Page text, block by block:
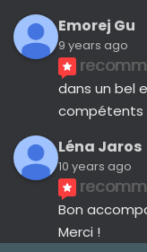
Emorej Gu
9 years ago
dans un bel
compétents
Léna Jaros
10 years ago
Bon
Merci !